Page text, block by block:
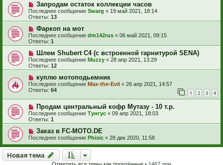
Запродам остаток коллекции часов
Последнее сообщение Swarg « 19 май 2021, 18:14
Ответы: 13
Фаркоп на мот
Последнее сообщение dm142rus « 06 май 2021, 09:15
Ответы: 1
Шлем Shubert C4 (с встроенной гарнитурой SENA)
Последнее сообщение Muzzy « 28 апр 2021, 13:29
Ответы: 12
куплю мотоподьемник
Последнее сообщение Max-the-Evil « 26 апр 2021, 14:57
Ответы: 64 1 2 3 4
Продам центральный кофр Мутазу - 10 т.р.
Последнее сообщение Тунгус « 09 апр 2021, 18:03
Ответы: 1
Заказ в FC-MOTO.DE
Последнее сообщение Phisic « 28 дек 2020, 11:58
Новая тема
Новаятема